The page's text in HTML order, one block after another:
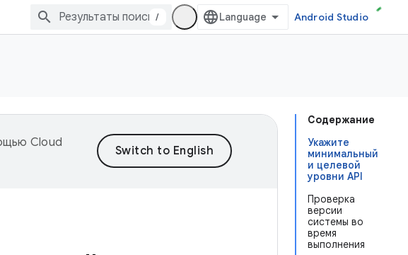
/ Android Studio
Содержание
Укажите
минимальный
и целевой
уровни API
Проверка
версии
системы во
время
выполнения
Cloud